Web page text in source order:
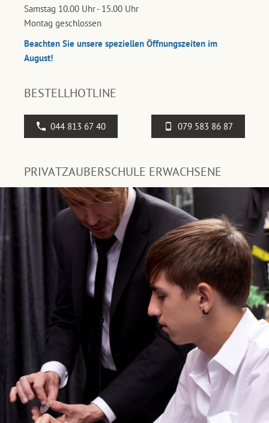
Samstag 10.00 Uhr - 15.00 Uhr
Montag geschlossen
Beachten Sie unsere speziellen Öffnungszeiten im
August!
BESTELLHOTLINE
044 813 67 40 079 583 86 87
PRIVATZAUBERSCHULE ERWACHSENE